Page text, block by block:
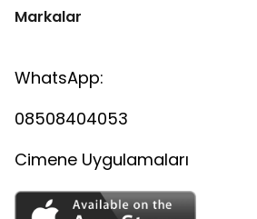
Markalar
WhatsApp:
08508404053
Cimene Uygulamaları